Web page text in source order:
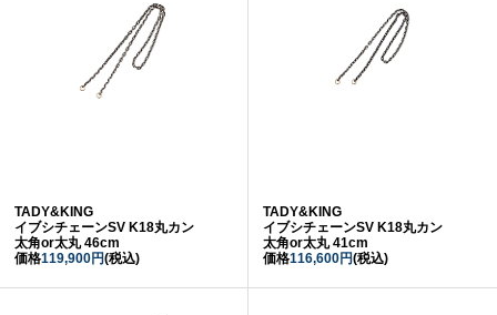
TADY&KING
イブシチェーンSV K18丸カン
太角or太丸 46cm
価格119,900円(税込)
TADY&KING
イブシチェーンSV K18丸カン
太角or太丸 41cm
価格116,600円(税込)